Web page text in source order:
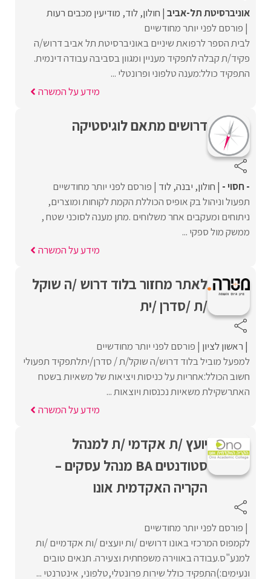
אוניברסיטת תל-אביב חולון לוד מודיעין מכבים רעות
פורסם לפני יותר מחודשיים
לבית הספר לרפואת שיניים באוניברסיטת תל אביב דרוש/ה
פקיד/ת קבלה לתפקיד מעניין ומגוון בסביבה עבודה דינמית.
התפקיד כולל:מענה טלפוני ופרונטלי ...
מידע על המשרה
דרושים מתאם לוגיסטיקה
- חסוי - חולון יבנה לוד פורסם לפני יותר מחודשיים
תפעול וניהול בק אופיס הכוללת הקמת לקוחות ומוצרים,
ניתוחים ומעקבים אחר משלוחים .מתן מענה לסוכני שטח ,
ממשק מול ספקי ...
מידע על המשרה
לאתר מחזור בלוד דרוש /ה שוקל
/ת /סדרן /ית
ראשון לציון פורסם לפני יותר מחודשיים
למפעל מוביל בלוד דרוש/ה שוקל/ת / סדרן/יתלתפקיד תפעולי
חשוב הכולל:אחריות על כניסות ויציאות של משאיות בשטח
האתרשקילת משאיות נכנסות ויוצאות ...
מידע על המשרה
יועץ /ת אקדמי /ת למנהל
סטודנטים BA מנהל עסקים –
הקריה האקדמית אונו
פורסם לפני יותר מחודשיים
לקמפוס המרכזי באונו דרושים /ות יועצים /ות אקדמיים /ות
למנע"ס.עבודה באווירה משפחתית וצעירה. תנאים טובים
ונעימים:)התפקיד כולל שירות פרונטלי,טלפוני, אינטרנטי ...